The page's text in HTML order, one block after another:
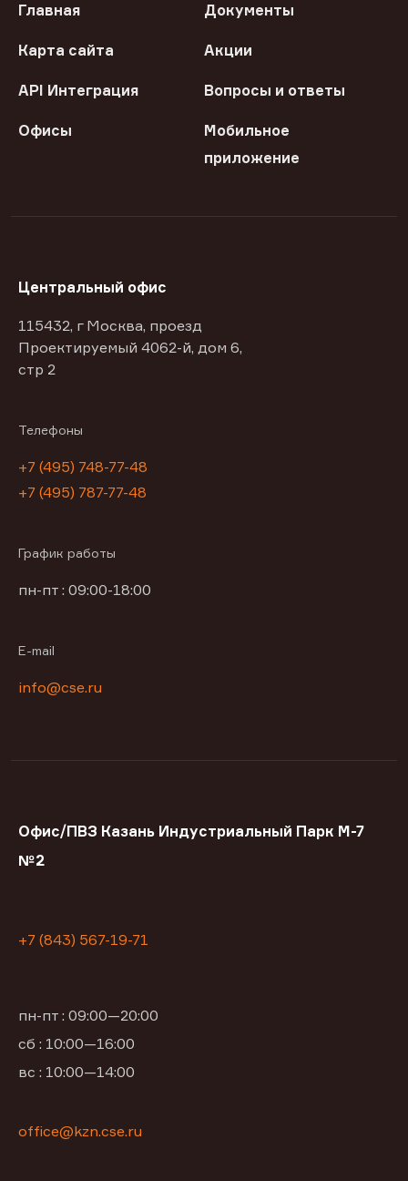
Главная Документы
Карта сайта Акции
API Интеграция Вопросы и ответы
Офисы
Мобильное
приложение
Центральный офис
115432, г Москва, проезд
Проектируемый 4062-й, дом 6,
стр 2
Телефоны
+7 (495) 748-77-48
+7 (495) 787-77-48
График работы
пн-пт : 09:00-18:00
E-mail
info@cse.ru
Офис/ПВЗ Казань Индустриальный Парк М-7
№2
+7 (843) 567-19-71
пн-пт : 09:00—20:00
сб : 10:00—16:00
вс : 10:00—14:00
office@kzn.cse.ru